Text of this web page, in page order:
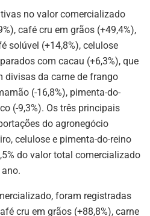
no valor comercializado
café cru em grãos (+49,4%),
solúvel (+14,8%), celulose
com cacau (+6,3%), que
divisas da carne de frango
(-16,8%), pimenta-do-
(-9,3%). Os três principais
do agronegócio
celulose e pimenta-do-reino
do valor total comercializado
foram registradas
cru em grãos (+88,8%), carne